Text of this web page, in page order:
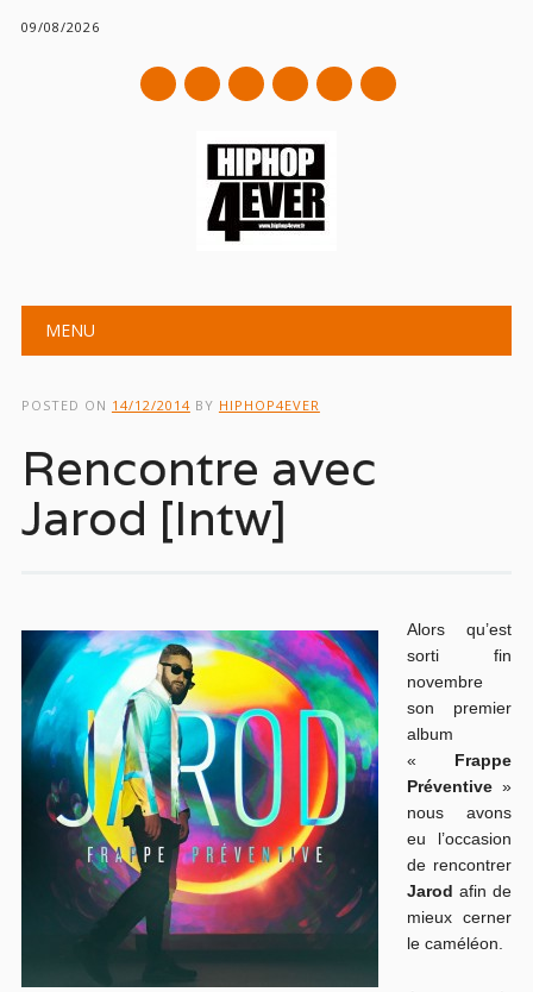
09/08/2026
mail
Main menu
MENU
POSTED ON 14/12/2014 BY HIPHOP4EVER
Rencontre avec
Jarod [Intw]
Alors qu’est
sorti fin
novembre
son premier
album
« Frappe
Préventive»
nous avons
eu l’occasion
de rencontrer
Jarod afin de
mieux cerner
le caméléon.